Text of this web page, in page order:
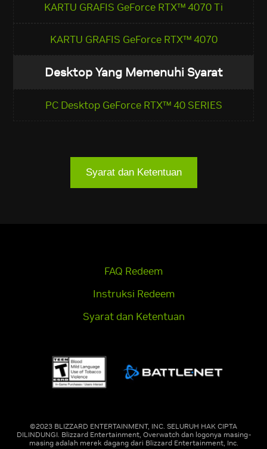
KARTU GRAFIS GeForce RTX™ 4070 Ti
KARTU GRAFIS GeForce RTX™ 4070
Desktop Yang Memenuhi Syarat
PC Desktop GeForce RTX™ 40 SERIES
Syarat dan Ketentuan
FAQ Redeem
Instruksi Redeem
Syarat dan Ketentuan
©2023 BLIZZARD ENTERTAINMENT, INC. SELURUH HAK CIPTA
DILINDUNGI. Blizzard Entertainment, Overwatch dan logonya masing-
masing adalah merek dagang dari Blizzard Entertainment, Inc.